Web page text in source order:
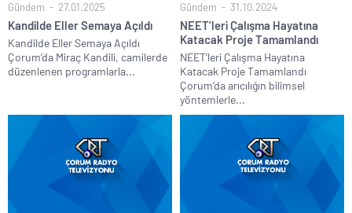
Gündem 27.01.2025
Kandilde Eller Semaya Açıldı
Kandilde Eller Semaya Açıldı
Çorum’da Miraç Kandili, camilerde
düzenlenen programlarla...
Gündem 31.10.2024
NEET’leri Çalışma Hayatına
Katacak Proje Tamamlandı
NEET’leri Çalışma Hayatına
Katacak Proje Tamamlandı
Çorum’da arıcılığın bilimsel
yöntemlerle...